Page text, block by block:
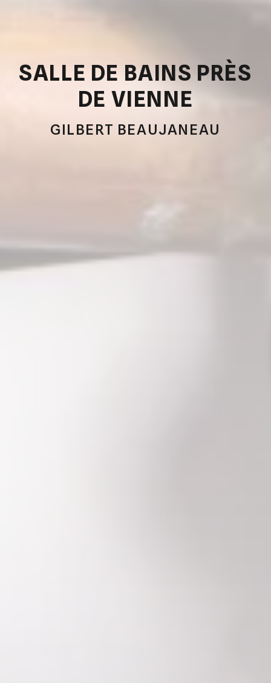
SALLE DE BAINS PRÈS
DE VIENNE
GILBERT BEAUJANEAU